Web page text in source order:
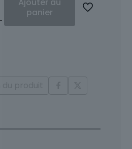
Ajouter au
panier